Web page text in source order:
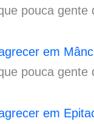
pouca
em
pouca
em